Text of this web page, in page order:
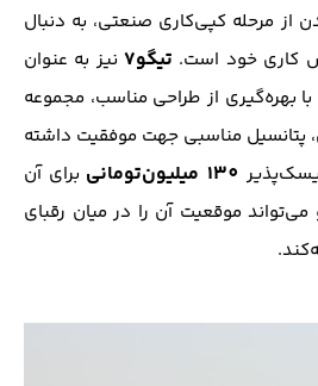
از مرحله کپی‌کاری صنعتی، به دنبال
کاری خود است. تیگو7 نیز به عنوان
بهره‌گیری از طراحی مناسب، مجموعه
پتانسیل مناسبی جهت موفقیت داشته
130 میلیون‌تومانی
برای آن
موقعیت آن را در میان رقبای